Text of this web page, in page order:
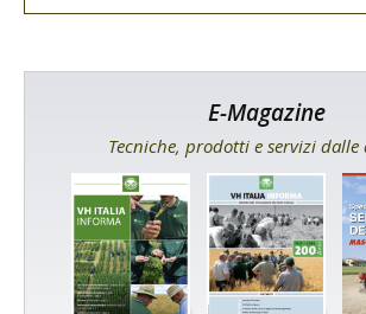
E-Magazine
Tecniche, prodotti e servizi dalle